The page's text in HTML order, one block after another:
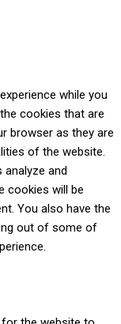
while you
cookies that are
browser as they are
of the website.
and
cookies will be
You also have the
out of some of